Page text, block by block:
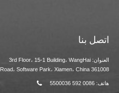
اتصل بنا
العنوان: 3rd Floor، 15-1 Building، WangHai
Road، Software Park، Xiamen، China 361008
هاتف: 0086 592 5500036